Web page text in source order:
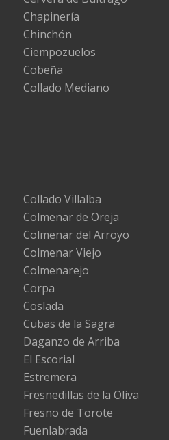
Chapinería
Chinchón
Ciempozuelos
Cobeña
Collado Mediano
Collado Villalba
Colmenar de Oreja
Colmenar del Arroyo
Colmenar Viejo
Colmenarejo
Corpa
Coslada
Cubas de la Sagra
Daganzo de Arriba
El Escorial
Estremera
Fresnedillas de la Oliva
Fresno de Torote
Fuenlabrada